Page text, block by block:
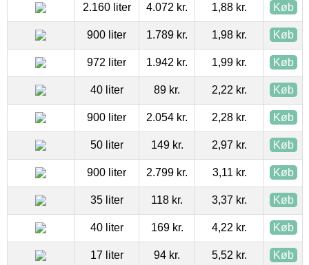
2.160 liter 4.072 kr. 1,88 kr. Køb
900 liter 1.789 kr. 1,98 kr. Køb
972 liter 1.942 kr. 1,99 kr. Køb
40 liter 89 kr. 2,22 kr. Køb
900 liter 2.054 kr. 2,28 kr. Køb
50 liter 149 kr. 2,97 kr. Køb
900 liter 2.799 kr. 3,11 kr. Køb
35 liter 118 kr. 3,37 kr. Køb
40 liter 169 kr. 4,22 kr. Køb
17 liter 94 kr. 5,52 kr. Køb